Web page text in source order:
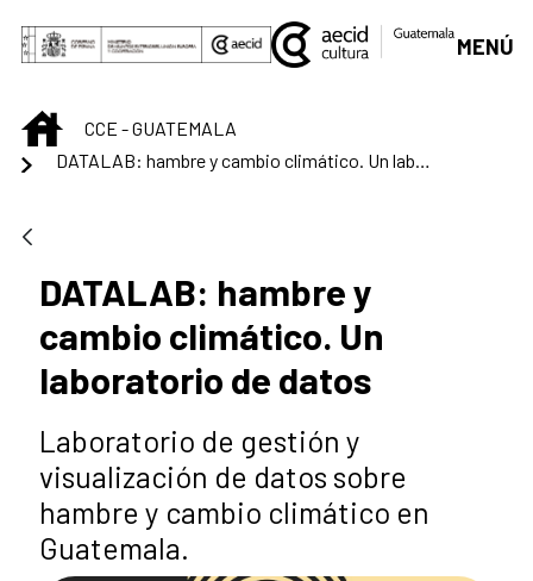
Saltar al contenido principal
MENÚ
INICIOCCE - GUATEMALA
DATALAB: hambre y
cambio climático. Un
laboratorio de datos
Laboratorio de gestión y
visualización de datos sobre
hambre y cambio climático en
Guatemala.